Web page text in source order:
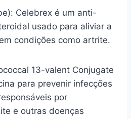
Celebrex é um anti-
usado para aliviar a
condições como artrite.
13-valent Conjugate
para prevenir infecções
por
e outras doenças